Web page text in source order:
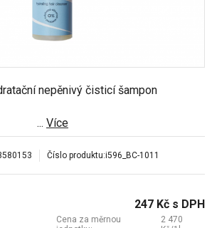
nepěnivý čisticí šampon
... Více
Číslo produktu:i596_BC-1011
247 Kč s DPH
Cena za měrnou
2 470